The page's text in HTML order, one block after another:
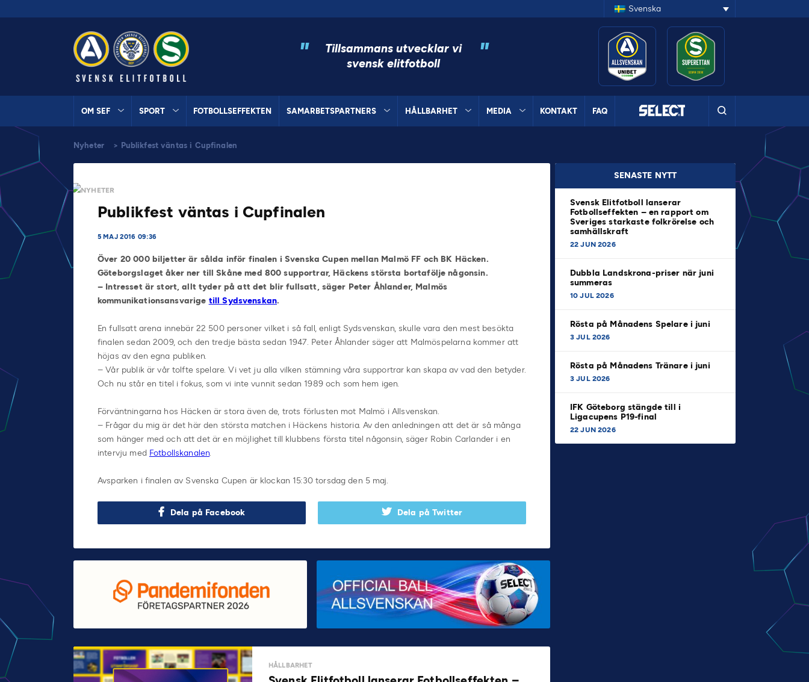
Svenska
"
Tillsammans utvecklar vi
svensk elitfotboll
"
OM SEF SPORT FOTBOLLSEFFEKTEN SAMARBETSPARTNERS HÅLLBARHET MEDIA KONTAKT FAQ
Nyheter > Publikfest väntas i Cupfinalen
NYHETER
Publikfest väntas i Cupfinalen
5 MAJ 2016 09:36
Över 20 000 biljetter är sålda inför finalen i Svenska Cupen mellan Malmö FF och BK Häcken.
Göteborgslaget åker ner till Skåne med 800 supportrar, Häckens största bortafölje någonsin.
– Intresset är stort, allt tyder på att det blir fullsatt, säger Peter Åhlander, Malmös
kommunikationsansvarige till Sydsvenskan.
En fullsatt arena innebär 22 500 personer vilket i så fall, enligt Sydsvenskan, skulle vara den mest besökta
finalen sedan 2009, och den tredje bästa sedan 1947. Peter Åhlander säger att Malmöspelarna kommer att
höjas av den egna publiken.
– Vår publik är vår tolfte spelare. Vi vet ju alla vilken stämning våra supportrar kan skapa av vad den betyder.
Och nu står en titel i fokus, som vi inte vunnit sedan 1989 och som hem igen.
Förväntningarna hos Häcken är stora även de, trots förlusten mot Malmö i Allsvenskan.
– Frågar du mig är det här den största matchen i Häckens historia. Av den anledningen att det är så många
som hänger med och att det är en möjlighet till klubbens första titel någonsin, säger Robin Carlander i en
intervju med Fotbollskanalen.
Avsparken i finalen av Svenska Cupen är klockan 15:30 torsdag den 5 maj.
Dela på Facebook Dela på Twitter
SENASTE NYTT
Svensk Elitfotboll lanserar
Fotbollseffekten – en rapport om
Sveriges starkaste folkrörelse och
samhällskraft
22 JUN 2026
Dubbla Landskrona-priser när juni
summeras
10 JUL 2026
Rösta på Månadens Spelare i juni
3 JUL 2026
Rösta på Månadens Tränare i juni
3 JUL 2026
IFK Göteborg stängde till i
Ligacupens P19-final
22 JUN 2026
HÅLLBARHET